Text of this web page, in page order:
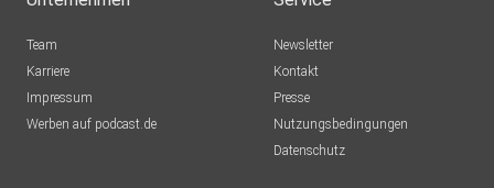
Team
Karriere
Impressum
Werben auf podcast.de
Newsletter
Kontakt
Presse
Nutzungsbedingungen
Datenschutz